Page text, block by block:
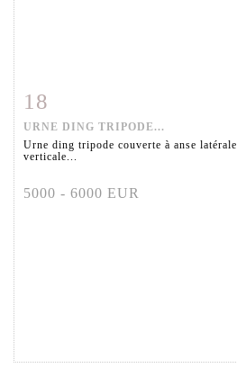
18
URNE DING TRIPODE...
Urne ding tripode couverte à anse latérale
verticale...
5000 - 6000 EUR